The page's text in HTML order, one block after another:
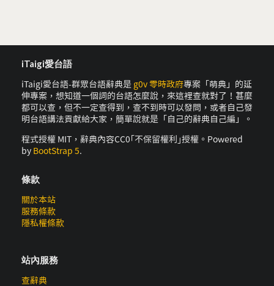
iTaigi愛台語
iTaigi愛台語-群眾台語辭典是 g0v 零時政府專案「萌典」的延
伸專案，想知道一個詞的台語怎麼說，來這裡查就對了！甚麼
都可以查，但不一定查得到，查不到時可以發問，或者自己發
明台語講法貢獻給大家，簡單說就是「自己的辭典自己編」。
程式授權 MIT，辭典內容CC0｢不保留權利｣授權。Powered
by BootStrap 5.
條款
關於本站
服務條款
隱私權條款
站內服務
查辭典